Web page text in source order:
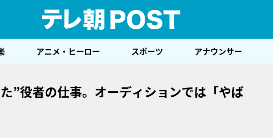
アニメ・ヒーロー スポーツ アナウンサー
”役者の仕事。オーディションでは「やば